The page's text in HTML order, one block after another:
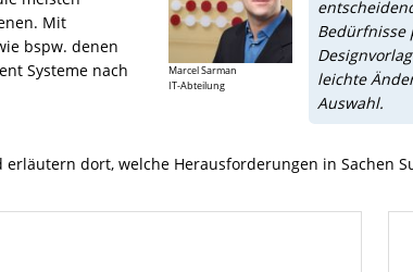
Mit
bspw. denen
Systeme nach
Marcel Sarman
IT-Abteilung
Bedürfnisse
leichte
Auswahl.
dort, welche Herausforderungen in Sachen